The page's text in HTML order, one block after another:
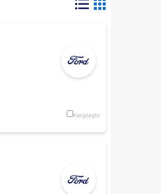
Karşılaştır